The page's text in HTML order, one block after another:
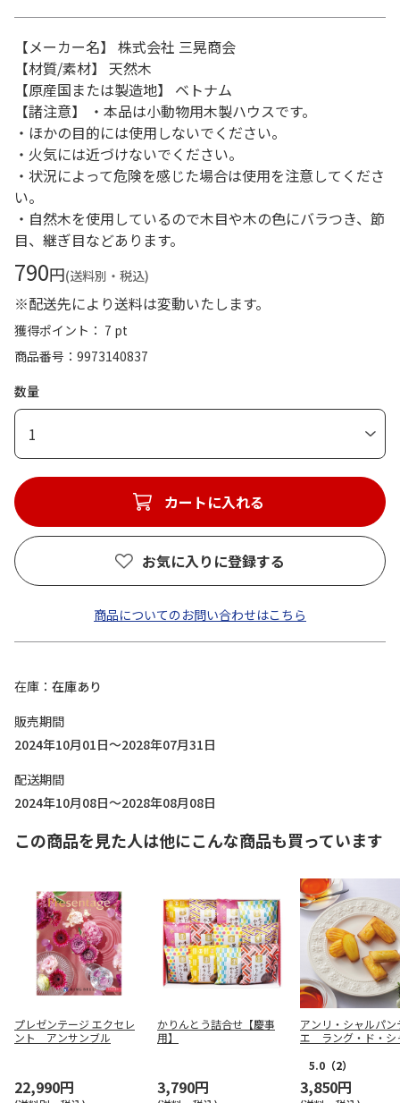
【メーカー名】 株式会社 三晃商会
【材質/素材】 天然木
【原産国または製造地】 ベトナム
【諸注意】 ・本品は小動物用木製ハウスです。
・ほかの目的には使用しないでください。
・火気には近づけないでください。
・状況によって危険を感じた場合は使用を注意してくださ
い。
・自然木を使用しているので木目や木の色にバラつき、節
目、継ぎ目などあります。
790円(送料別・税込)
※配送先により送料は変動いたします。
獲得ポイント： 7 pt
商品番号
9973140837
数量
1
カートに入れる
お気に入りに登録する
商品についてのお問い合わせはこちら
在庫
在庫あり
販売期間
2024年10月01日～2028年07月31日
配送期間
2024年10月08日～2028年08月08日
この商品を見た人は他にこんな商品も買っています
プレゼンテージ エクセレ
ント アンサンブル
22,990円
かりんとう詰合せ【慶事
用】
3,790円
アンリ・シャルパン
エ ラング・ド・シ
5.0 （2）
3,850円